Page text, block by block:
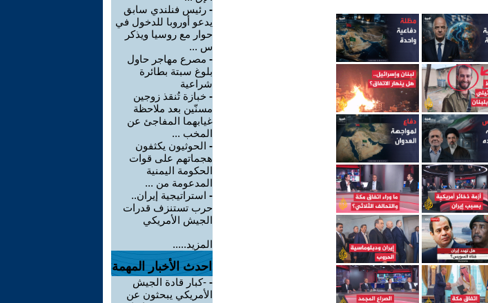
- رئيس فنلندي سابق
يدعو أوروبا للدخول في
حوار مع روسيا ويذكر
س ...
- مصرع مهاجر حاول
بلوغ سبتة بطائرة
شراعية
- خبازة تُنقذ زوجين
مسنّين بعد ملاحظة
غيابهما المفاجئ عن
المخب ...
- الحوثيون يكثفون
هجماتهم على قوات
الحكومة اليمنية
المدعومة من ...
- استراتيجية إيران..
حرب تستنزف قدرات
الجيش الأمريكي
المزيد.....
احدث الأخبار المهمة
- -كبار قادة الجيش
الأمريكي يبحثون عن